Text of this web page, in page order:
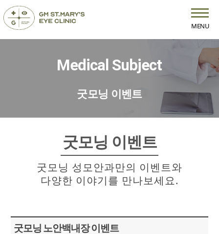
MENU
Medical Subject
굿모닝 이벤트
굿모닝 이벤트
굿모닝 성모안과만의 이벤트와
다양한 이야기를 만나보세요.
굿모닝 노안백내장 이벤트